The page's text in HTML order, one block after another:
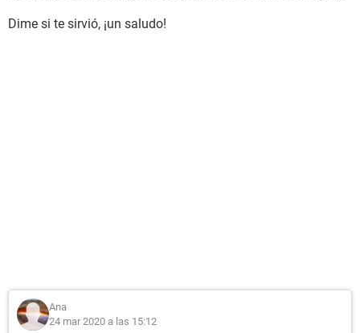
Dime si te sirvió, ¡un saludo!
Ana
24 mar 2020 a las 15:12